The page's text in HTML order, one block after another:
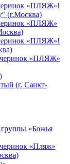
«ПЛЯЖ»!
(г.Москва)
«ПЛЯЖ»
«ПЛЯЖ»!
«ПЛЯЖ»
(г. Санкт-
группы «Божья
«Пляж»